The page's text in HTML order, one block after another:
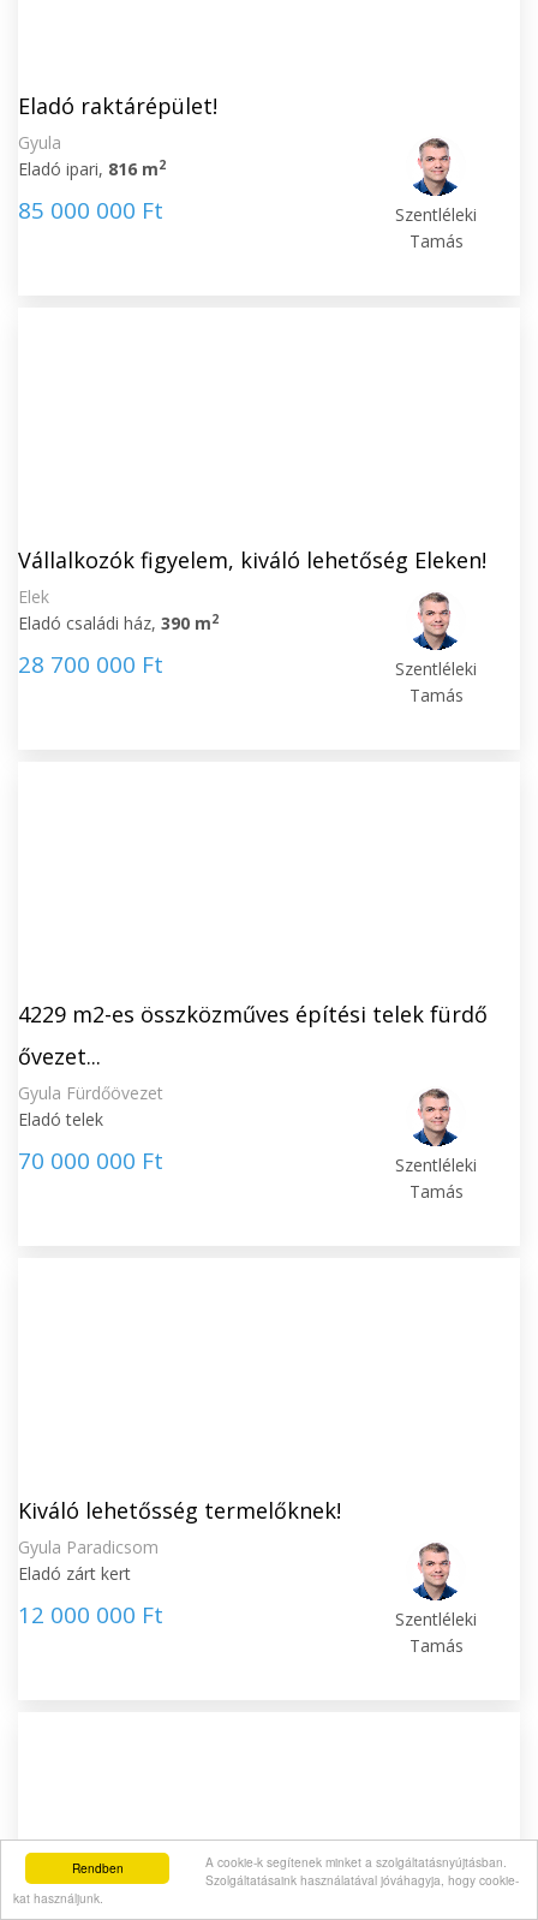
Rendben
A cookie-k segítenek minket a szolgáltatásnyújtásban.
Szolgáltatásaink használatával jóváhagyja, hogy cookie-
kat használjunk.
Eladó raktárépület!
Gyula
Eladó ipari, 816 m2
85 000 000 Ft
Szentléleki
Tamás
Vállalkozók figyelem, kiváló lehetőség Eleken!
Elek
Eladó családi ház, 390 m2
28 700 000 Ft
Szentléleki
Tamás
4229 m2-es összközműves építési telek fürdő
ővezet...
Gyula Fürdőövezet
Eladó telek
70 000 000 Ft
Szentléleki
Tamás
Kiváló lehetősség termelőknek!
Gyula Paradicsom
Eladó zárt kert
12 000 000 Ft
Szentléleki
Tamás